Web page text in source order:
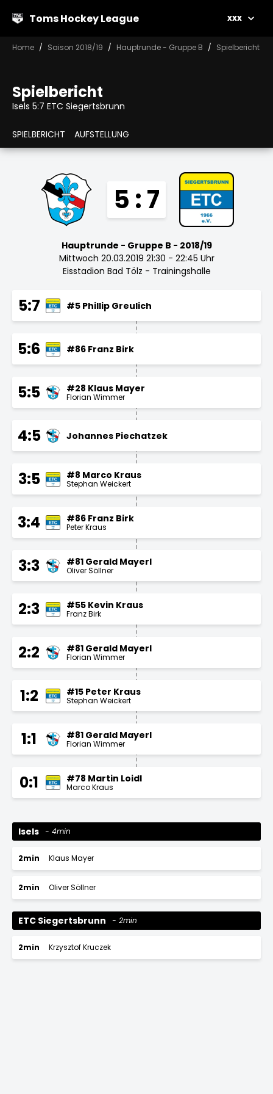
Toms Hockey League xxx
Home Saison 2018/19 Hauptrunde - Gruppe B Spielbericht
Spielbericht
Isels 5:7 ETC Siegertsbrunn
SPIELBERICHT AUFSTELLUNG
5 : 7
Hauptrunde - Gruppe B - 2018/19
Mittwoch 20.03.2019 21:30 - 22:45 Uhr
Eisstadion Bad Tölz - Trainingshalle
5:7 #5 Phillip Greulich
5:6 #86 Franz Birk
5:5 #28 Klaus Mayer
Florian Wimmer
4:5 Johannes Piechatzek
3:5 #8 Marco Kraus
Stephan Weickert
3:4 #86 Franz Birk
Peter Kraus
3:3 #81 Gerald Mayerl
Oliver Söllner
2:3 #55 Kevin Kraus
Franz Birk
2:2 #81 Gerald Mayerl
Florian Wimmer
1:2 #15 Peter Kraus
Stephan Weickert
1:1 #81 Gerald Mayerl
Florian Wimmer
0:1 #78 Martin Loidl
Marco Kraus
Isels 4min
2min Klaus Mayer
2min Oliver Söllner
ETC Siegertsbrunn 2min
2min Krzysztof Kruczek